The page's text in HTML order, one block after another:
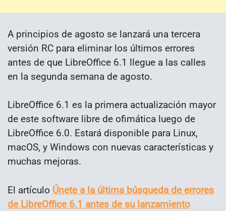
A principios de agosto se lanzará una tercera
versión RC para eliminar los últimos errores
antes de que LibreOffice 6.1 llegue a las calles
en la segunda semana de agosto.
LibreOffice 6.1 es la primera actualización mayor
de este software libre de ofimática luego de
LibreOffice 6.0. Estará disponible para Linux,
macOS, y Windows con nuevas características y
muchas mejoras.
El artículo Únete a la última búsqueda de errores
de LibreOffice 6.1 antes de su lanzamiento